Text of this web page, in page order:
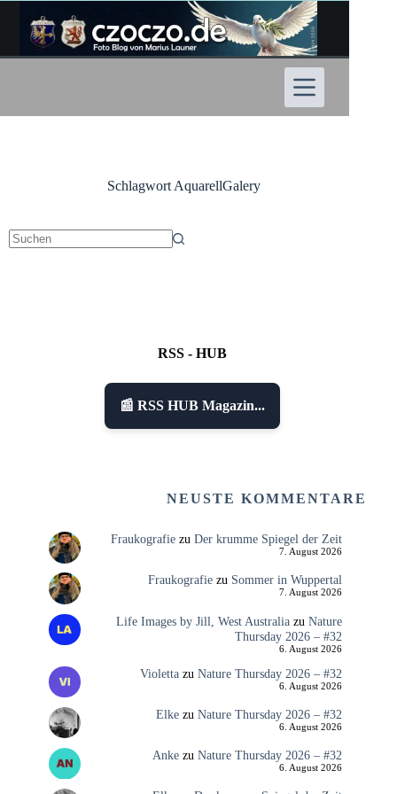
Inhalt
springen
SchlagwortAquarellGalery
RSS - HUB
📰 RSS HUB Magazin...
NEUSTE KOMMENTARE
Fraukografiezu Der krumme Spiegel der Zeit
7. August 2026
Fraukografiezu Sommer in Wuppertal
7. August 2026
Life Images by Jill, West Australiazu Nature
Thursday 2026 – #32
6. August 2026
Violettazu Nature Thursday 2026 – #32
6. August 2026
Elkezu Nature Thursday 2026 – #32
6. August 2026
Ankezu Nature Thursday 2026 – #32
6. August 2026